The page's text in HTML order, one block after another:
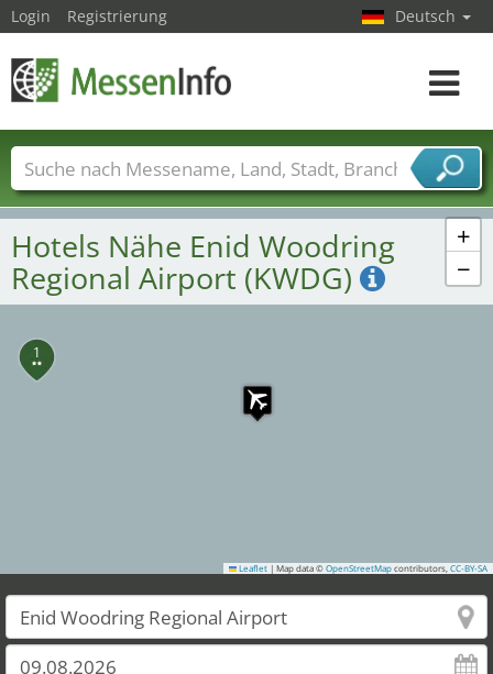
1
+
−
Leaflet | Map data © OpenStreetMap contributors, CC-BY-SA
Hotels Nähe Enid Woodring
Regional Airport (KWDG)
Login Registrierung Deutsch
Toggle
Messenamen Länder Städte
Branchen
Dienstleisterbranchen